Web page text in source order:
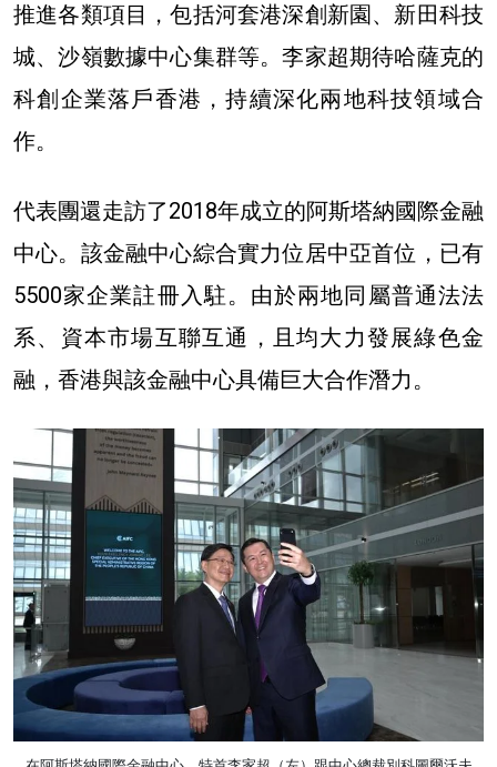
推進各類項目，包括河套港深創新園、新田科技
城、沙嶺數據中心集群等。李家超期待哈薩克的
科創企業落戶香港，持續深化兩地科技領域合
作。
代表團還走訪了2018年成立的阿斯塔納國際金融
中心。該金融中心綜合實力位居中亞首位，已有
5500家企業註冊入駐。由於兩地同屬普通法法
系、資本市場互聯互通，且均大力發展綠色金
融，香港與該金融中心具備巨大合作潛力。